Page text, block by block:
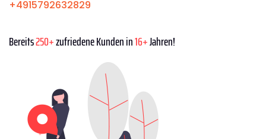
+4915792632829
Bereits250+zufriedene Kunden in16+Jahren!